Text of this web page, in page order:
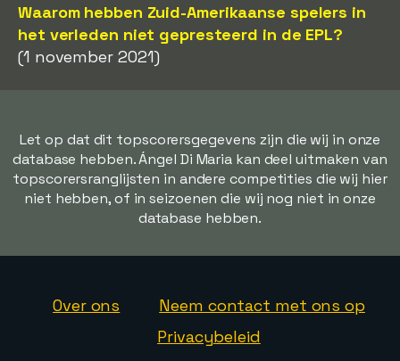
Waarom hebben Zuid-Amerikaanse spelers in
het verleden niet gepresteerd in de EPL?
(1 november 2021)
Let op dat dit topscorersgegevens zijn die wij in onze
database hebben. Ángel Di Maria kan deel uitmaken van
topscorersranglijsten in andere competities die wij hier
niet hebben, of in seizoenen die wij nog niet in onze
database hebben.
Over ons
Neem contact met ons op
Privacybeleid